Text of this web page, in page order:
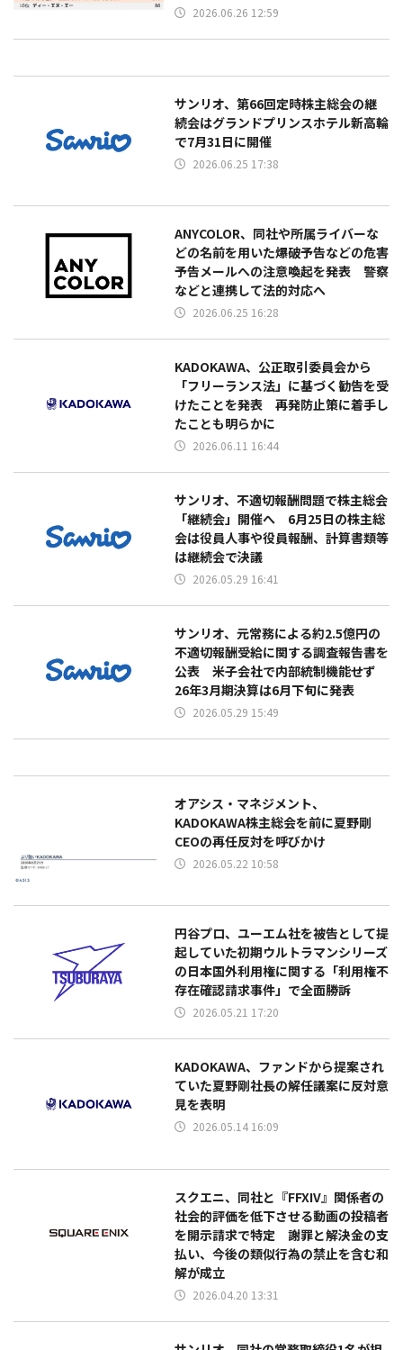
2026.06.26 12:59
サンリオ、第66回定時株主総会の継
続会はグランドプリンスホテル新高輪
で7月31日に開催
2026.06.25 17:38
ANYCOLOR、同社や所属ライバーな
どの名前を用いた爆破予告などの危害
予告メールへの注意喚起を発表 警察
などと連携して法的対応へ
2026.06.25 16:28
KADOKAWA、公正取引委員会から
「フリーランス法」に基づく勧告を受
けたことを発表 再発防止策に着手し
たことも明らかに
2026.06.11 16:44
サンリオ、不適切報酬問題で株主総会
「継続会」開催へ 6月25日の株主総
会は役員人事や役員報酬、計算書類等
は継続会で決議
2026.05.29 16:41
サンリオ、元常務による約2.5億円の
不適切報酬受給に関する調査報告書を
公表 米子会社で内部統制機能せず
26年3月期決算は6月下旬に発表
2026.05.29 15:49
オアシス・マネジメント、
KADOKAWA株主総会を前に夏野剛
CEOの再任反対を呼びかけ
2026.05.22 10:58
円谷プロ、ユーエム社を被告として提
起していた初期ウルトラマンシリーズ
の日本国外利用権に関する「利用権不
存在確認請求事件」で全面勝訴
2026.05.21 17:20
KADOKAWA、ファンドから提案され
ていた夏野剛社長の解任議案に反対意
見を表明
2026.05.14 16:09
スクエニ、同社と『FFXIV』関係者の
社会的評価を低下させる動画の投稿者
を開示請求で特定 謝罪と解決金の支
払い、今後の類似行為の禁止を含む和
解が成立
2026.04.20 13:31